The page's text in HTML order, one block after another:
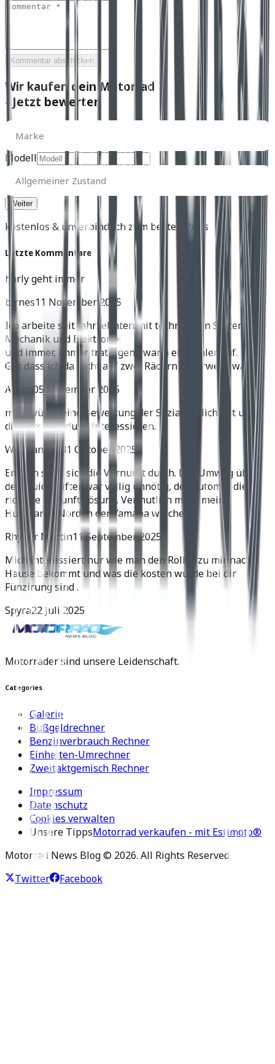
Kommentar abschicken
Wir kaufen dein Motorrad
- Jetzt bewerten
Marke
Marke
Modell
Allgemeiner
Zustand
Allgemeiner Zustand
kostenlos & unverbindlich zum besten Preis
Letzte Kommentare
harly geht immer
birnes11 November 2025
Ich arbeite seit Jahrzehnten mit technischen Systemen,
Mechanik und Elektronik
und immer, immer trat irgend wann ein Fehler auf.
Gut dass ich da nicht auf zwei Rädern unterwegs war.
Achim05 November 2025
mich würde eine Bewertung der Soziatauglichkeit und
die max. Zuladung interessieren.
Wolfgang H.31 Oktober 2025
Endlich setzt sich die Vernunft durch. Der Umweg über
den Quickshifter war völlig unnötig, der Automat die
richtige Zukunftslösung. Vermutlich muss meine
Husqvarna Norden der Yamaha weichen.
Rhyner Martin11 September 2025
Mich interessiert nur wie man den Roller zu mir nach
Hause bekommt und was die kosten würde bei dir
Fünzirung sind .
Spyra22 Juli 2025
Motorräder sind unsere Leidenschaft.
Categories
Galerie
Bußgeldrechner
Benzinverbrauch Rechner
Einheiten-Umrechner
Zweitaktgemisch Rechner
Impressum
Datenschutz
Cookies verwalten
Unsere TippsMotorrad verkaufen - mit Estimoto®
Motorrad News Blog © 2026. All Rights Reserved.
Twitter
Facebook